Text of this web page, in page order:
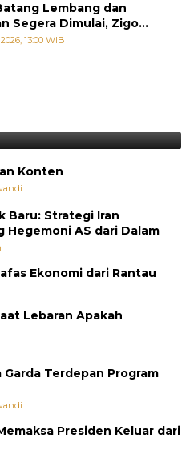
Lembang dan
Segera Dimulai, Zigo
Proyek Berjalan
13:00 WIB
tetapi Jepang Selalu
Konten
Baru: Strategi Iran
Hegemoni AS dari Dalam
Ekonomi dari Rantau
Lebaran Apakah
Garda Terdepan Program
Presiden Keluar dari